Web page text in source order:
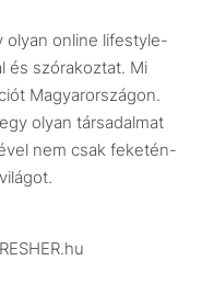
olyan online lifestyle-
és szórakoztat. Mi
Magyarországon.
olyan társadalmat
nem csak feketén-